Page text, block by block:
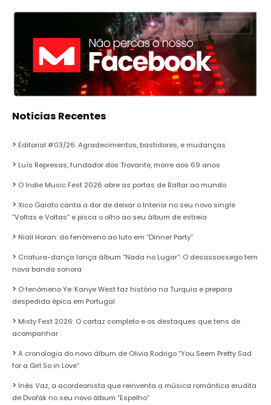
Noticias Recentes
Editorial #03/26: Agradecimentos, bastidores, e mudanças
Luís Represas, fundador dos Trovante, morre aos 69 anos
O Indie Music Fest 2026 abre as portas de Baltar ao mundo
Xico Gaiato canta a dor de deixar o Interior no seu novo single
“Voltas e Voltas” e pisca o olho ao seu álbum de estreia
Niall Horan: do fenómeno ao luto em “Dinner Party”
Criatura-dança lança álbum “Nada no Lugar”: O desassossego tem
nova banda sonora
O fenómeno Ye: Kanye West faz história na Turquia e prepara
despedida épica em Portugal
Misty Fest 2026: O cartaz completo e os destaques que tens de
acompanhar
A cronologia do novo álbum de Olivia Rodrigo “You Seem Pretty Sad
for a Girl So in Love”
Inês Vaz, a acordeonista que reinventa a música romântica erudita
de Dvořák no seu novo álbum “Espelho”